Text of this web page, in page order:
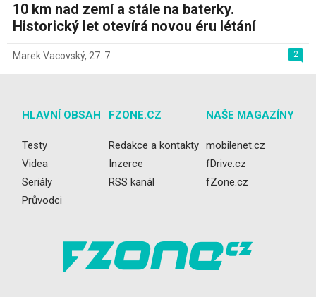
10 km nad zemí a stále na baterky.
Historický let otevírá novou éru létání
2
Marek Vacovský, 27. 7.
HLAVNÍ OBSAH
Testy
Videa
Seriály
Průvodci
FZONE.CZ
Redakce a kontakty
Inzerce
RSS kanál
NAŠE MAGAZÍNY
mobilenet.cz
fDrive.cz
fZone.cz